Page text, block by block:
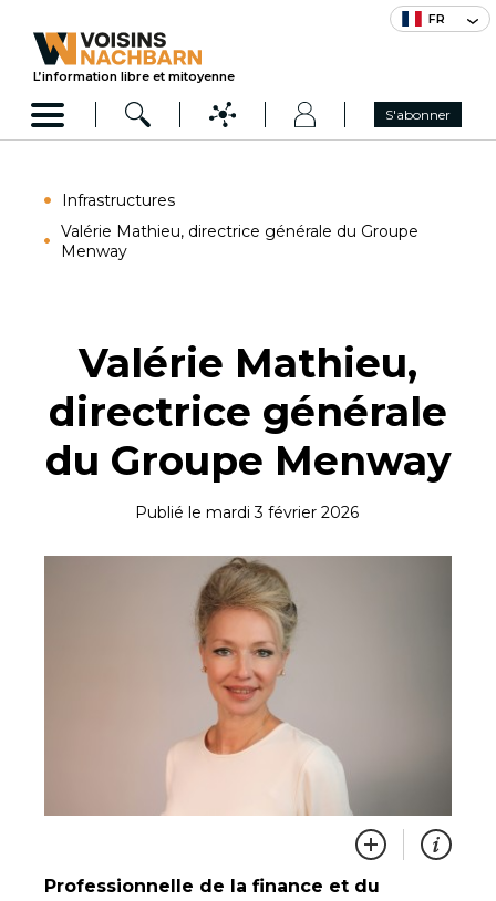
FR
L’information libre et mitoyenne
S'abonner
Infrastructures
Valérie Mathieu, directrice générale du Groupe
Menway
Valérie Mathieu,
directrice générale
du Groupe Menway
Publié le mardi 3 février 2026
Professionnelle de la finance et du